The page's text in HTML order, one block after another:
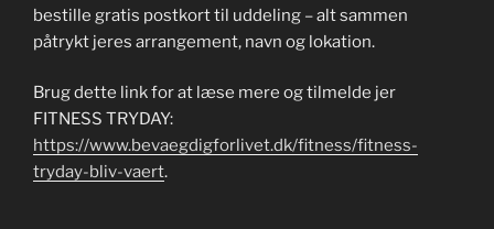
bestille gratis postkort til uddeling – alt sammen
påtrykt jeres arrangement, navn og lokation.
Brug dette link for at læse mere og tilmelde jer
FITNESS TRYDAY:
https://www.bevaegdigforlivet.dk/fitness/fitness-
tryday-bliv-vaert.